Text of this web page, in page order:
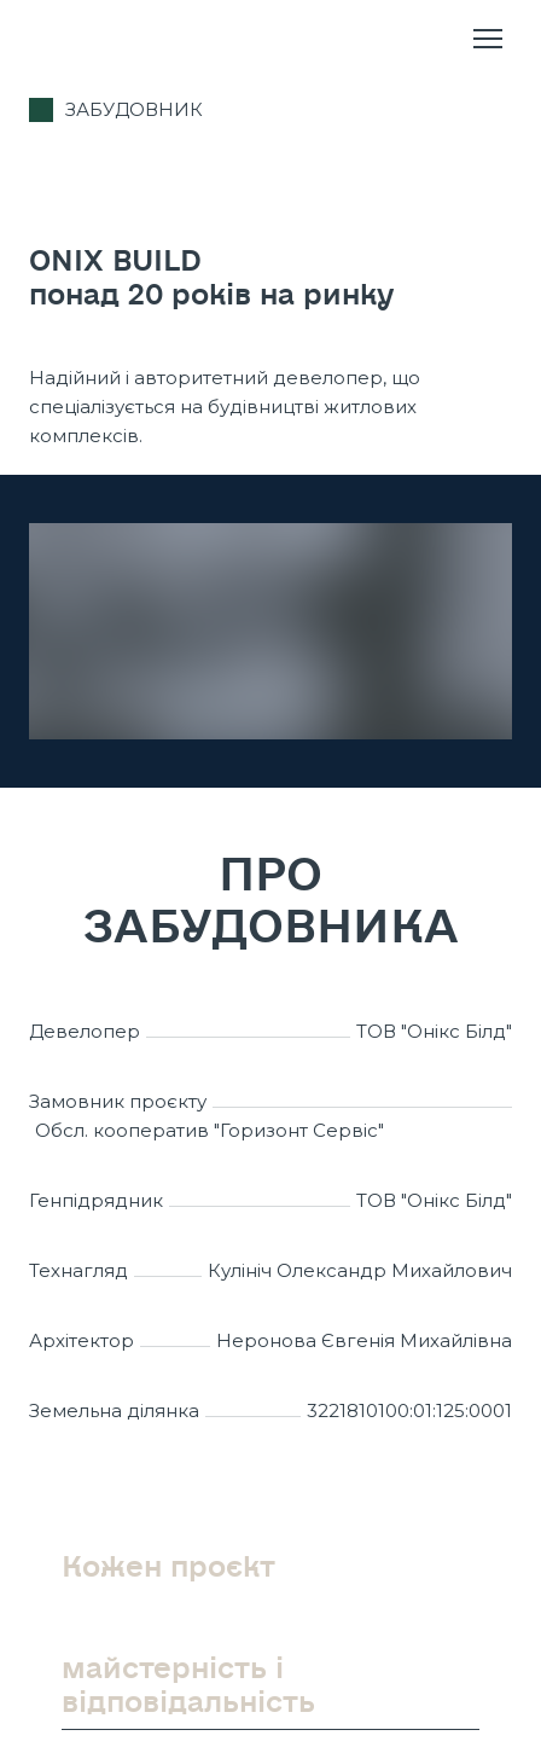
ЗАБУДОВНИК
ONIX BUILD
понад 20 років на ринку
Надійний і авторитетний девелопер, що
спеціалізується на будівництві житлових
комплексів.
ПРО
ЗАБУДОВНИКА
Девелопер ТОВ "Онікс Білд"
Замовник проєкту
Обсл. кооператив "Горизонт Сервіс"
Генпідрядник ТОВ "Онікс Білд"
Технагляд Кулініч Олександр Михайлович
Архітектор Неронова Євгенія Михайлівна
Земельна ділянка 3221810100:01:125:0001
Кожен проєкт
компанії це можливість
майстерність і
відповідальність